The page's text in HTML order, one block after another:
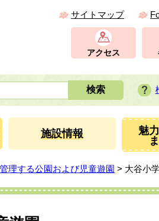
サイトマップ
アクセス
施設情報
魅
理する公園および児童遊園 > 大谷小